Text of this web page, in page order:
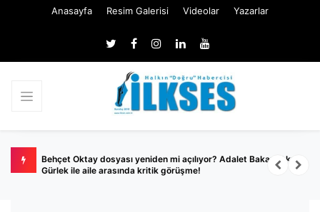
Anasayfa Resim Galerisi Videolar Yazarlar
Behçet Oktay dosyası yeniden mi açılıyor? Adalet Bakanı Akın
Gürlek ile aile arasında kritik görüşme!